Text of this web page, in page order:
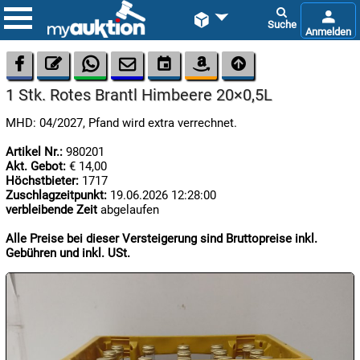
 

09.08:
Blitzaktion
09.08:
      
1 Stk. Rotes Brantl Himbeere 20×0,5L
MHD: 04/2027, Pfand wird extra verrechnet.
Artikel Nr.: 980201
Akt. Gebot: € 14,00
Höchstbieter: 1717
Zuschlagzeitpunkt: 19.06.2026 12:28:00
verbleibende Zeit abgelaufen
Alle Preise bei dieser Versteigerung sind Bruttopreise inkl.
Gebühren und inkl. USt.